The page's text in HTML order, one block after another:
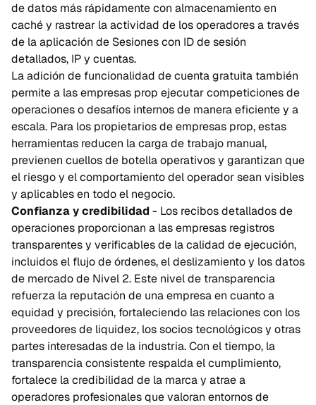
de datos más rápidamente con almacenamiento en
caché y rastrear la actividad de los operadores a través
de la aplicación de Sesiones con ID de sesión
detallados, IP y cuentas.
La adición de funcionalidad de cuenta gratuita también
permite a las empresas prop ejecutar competiciones de
operaciones o desafíos internos de manera eficiente y a
escala. Para los propietarios de empresas prop, estas
herramientas reducen la carga de trabajo manual,
previenen cuellos de botella operativos y garantizan que
el riesgo y el comportamiento del operador sean visibles
y aplicables en todo el negocio.
Confianza y credibilidad - Los recibos detallados de
operaciones proporcionan a las empresas registros
transparentes y verificables de la calidad de ejecución,
incluidos el flujo de órdenes, el deslizamiento y los datos
de mercado de Nivel 2. Este nivel de transparencia
refuerza la reputación de una empresa en cuanto a
equidad y precisión, fortaleciendo las relaciones con los
proveedores de liquidez, los socios tecnológicos y otras
partes interesadas de la industria. Con el tiempo, la
transparencia consistente respalda el cumplimiento,
fortalece la credibilidad de la marca y atrae a
operadores profesionales que valoran entornos de